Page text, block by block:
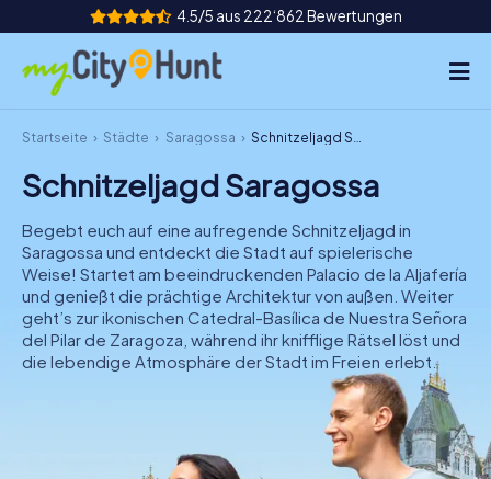
4.5/5 aus 222‘862 Bewertungen
So funktioniert's
Städte
Touren
Teamevent
Tickets
DE
IE
NL
Startseite Städte Saragossa Schnitzeljagd Saragossa
Schnitzeljagd Saragossa
Begebt euch auf eine aufregende Schnitzeljagd in
Saragossa und entdeckt die Stadt auf spielerische
Weise! Startet am beeindruckenden Palacio de la Aljafería
und genießt die prächtige Architektur von außen. Weiter
geht’s zur ikonischen Catedral-Basílica de Nuestra Señora
del Pilar de Zaragoza, während ihr knifflige Rätsel löst und
die lebendige Atmosphäre der Stadt im Freien erlebt.